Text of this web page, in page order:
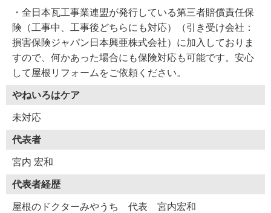
・全日本瓦工事業連盟が発行している第三者賠償責任保
険（工事中、工事後どちらにも対応）（引き受け会社：
損害保険ジャパン日本興亜株式会社）に加入しておりま
すので、何かあった場合にも保険対応も可能です。安心
して屋根リフォームをご依頼ください。
やねいろはケア
未対応
代表者
宮内 宏和
代表者経歴
屋根のドクターみやうち 代表 宮内宏和